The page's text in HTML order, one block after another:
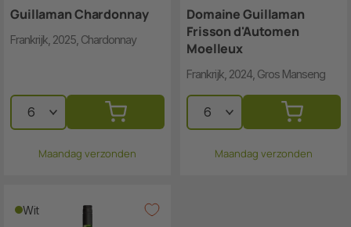
Guillaman Chardonnay
Frankrijk, 2025, Chardonnay
Maandag verzonden
Domaine Guillaman
Frisson d'Automen
Moelleux
Frankrijk, 2024, Gros Manseng
Maandag verzonden
Wit